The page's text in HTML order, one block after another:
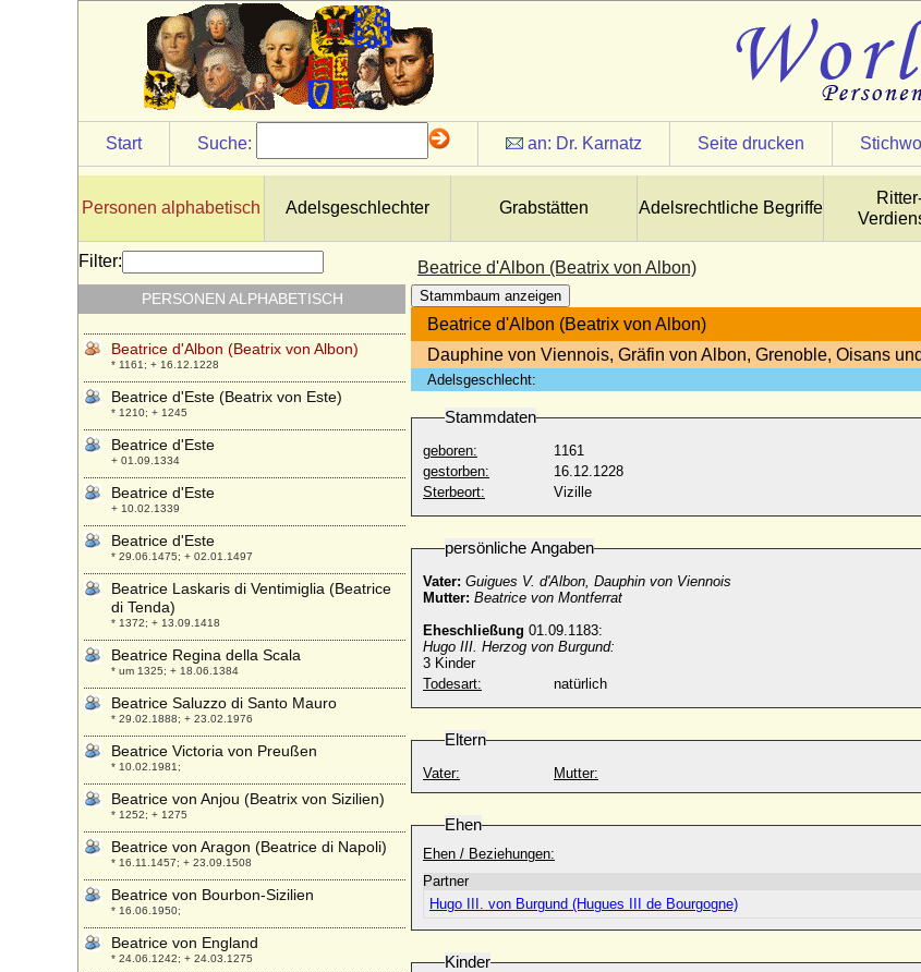
Start Suche: an: Dr. Karnatz Seite drucken
Personen alphabetisch Adelsgeschlechter Grabstätten Adelsrechtliche Begriffe
Beatrice d'Albon (Beatrix von Albon)
Stammbaum anzeigen
Beatrice d'Albon (Beatrix von Albon)
Dauphine von Viennois, Gräfin von Albon, Grenoble, Oisans
Adelsgeschlecht:
Stammdaten
geboren:
1161
gestorben:
16.12.1228
Sterbeort:
Vizille
persönliche Angaben
Vater: Guigues V. d'Albon, Dauphin von Viennois
Mutter: Beatrice von Montferrat
Eheschließung 01.09.1183:
Hugo III. Herzog von Burgund:
3 Kinder
Todesart:
natürlich
Eltern
Vater: Mutter:
Ehen
Ehen / Beziehungen:
Partner
Hugo III. von Burgund (Hugues III de Bourgogne)
Kinder
Filter:
PERSONEN ALPHABETISCH
Beatrice de Cusance
* 27.12.1614; + 05.06.1663
Beatrice de Fieschi (Beatrix Fieschi)
Beatrice de Macon (Beatrix von Macon,
Beatrice von Vienne)
* um 1160; + 1230
Beatrice de Navarre (Beatrice d'Evreux)
Beatrice de Provence (Beatrix von der
* 1234; + 23.09.1267
Beatrice de Thiers-Chalon (Beatrix von
Thiers-Chalon)
+ 07.04.1227
Beatrice d'Albon (Beatrix von Albon)
* 1161; + 16.12.1228
Beatrice d'Este (Beatrix von Este)
* 1210; + 1245
Beatrice d'Este
+ 01.09.1334
Beatrice d'Este
+ 10.02.1339
Beatrice d'Este
* 29.06.1475; + 02.01.1497
Beatrice Laskaris di Ventimiglia (Beatrice
di Tenda)
* 1372; + 13.09.1418
Beatrice Regina della Scala
* um 1325; + 18.06.1384
Beatrice Saluzzo di Santo Mauro
* 29.02.1888; + 23.02.1976
Beatrice Victoria von Preußen
* 10.02.1981;
Beatrice von Anjou (Beatrix von Sizilien)
* 1252; + 1275
Beatrice von Aragon (Beatrice di Napoli)
* 16.11.1457; + 23.09.1508
Beatrice von Bourbon-Sizilien
* 16.06.1950;
Beatrice von England
* 24.06.1242; + 24.03.1275